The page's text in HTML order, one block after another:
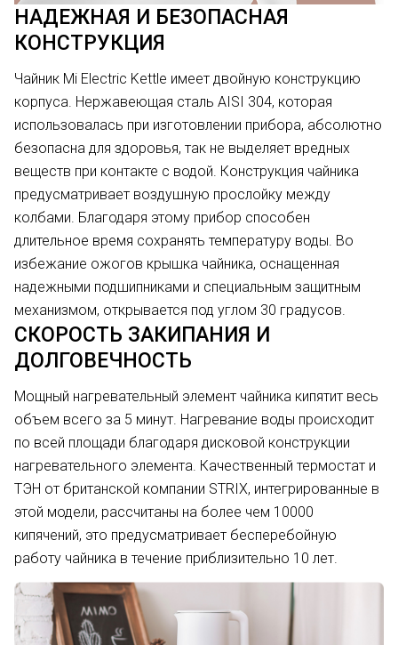
НАДЕЖНАЯ И БЕЗОПАСНАЯ
КОНСТРУКЦИЯ
Чайник Mi Electric Kettle имеет двойную конструкцию
корпуса. Нержавеющая сталь AISI 304, которая
использовалась при изготовлении прибора, абсолютно
безопасна для здоровья, так не выделяет вредных
веществ при контакте с водой. Конструкция чайника
предусматривает воздушную прослойку между
колбами. Благодаря этому прибор способен
длительное время сохранять температуру воды. Во
избежание ожогов крышка чайника, оснащенная
надежными подшипниками и специальным защитным
механизмом, открывается под углом 30 градусов.
СКОРОСТЬ ЗАКИПАНИЯ И
ДОЛГОВЕЧНОСТЬ
Мощный нагревательный элемент чайника кипятит весь
объем всего за 5 минут. Нагревание воды происходит
по всей площади благодаря дисковой конструкции
нагревательного элемента. Качественный термостат и
ТЭН от британской компании STRIX, интегрированные в
этой модели, рассчитаны на более чем 10000
кипячений, это предусматривает бесперебойную
работу чайника в течение приблизительно 10 лет.